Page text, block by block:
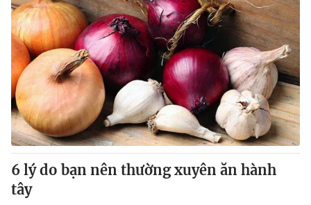
Khán giả
Giải sao mai
Sao
Du lịch
Làm đẹp
Chất lượng cuộc sống
Giáo dục
Tuyển sinh
Học trực tuyến
Công nghệ
Hitech Công nghệ tương lai
Sản phẩm
Thị trường
Tư vấn
Giao lưu trực tuyến
Lịch phát sóng
Chuyên mục khác
6 lý do bạn nên thường xuyên ăn hành
tây